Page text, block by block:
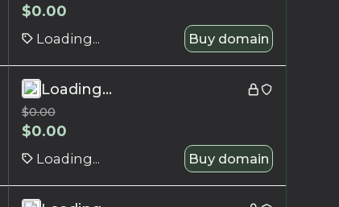
$0.00
Loading... Buy domain
Loading...
$0.00
$0.00
Loading... Buy domain